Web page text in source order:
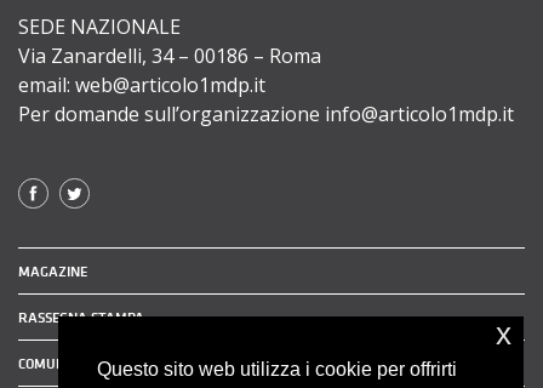
SEDE NAZIONALE
Via Zanardelli, 34 – 00186 – Roma
email: web@articolo1mdp.it
Per domande sull’organizzazione info@articolo1mdp.it
MAGAZINE
RASSEGNA STAMPA
COMUNICATI STAMPAQuesto sito web utilizza i cookie per offrirti
x